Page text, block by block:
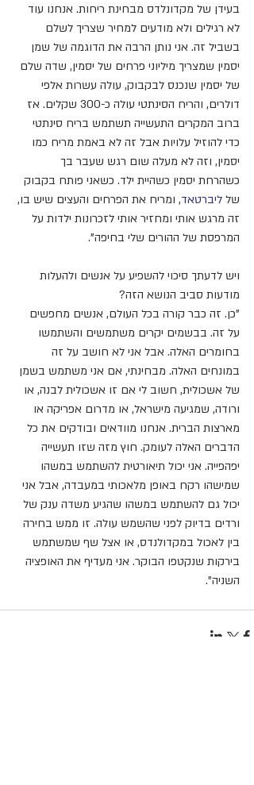
בעידן של מקדונלדס מבחינת ריחות. אנחנו עוד
לא רגילים ולא מודעים למחיר שצריך לשלם
בשביל זה. אני נותן הרבה את הדוגמה של שמן
יסמין שמצריך מיליוני פרחים של יסמין, שדה שלם
של יסמין שנכנס לבקבוק, עולה עשרות אלפי
דולרים, והריח הסינתטי עולה כ-300 שקלים. אז
ברוב המקרים התעשייה תשתמש בריח סינתטי
כדי להוזיל עלויות אבל זה לא באמת מריח כמו
יסמין, וזה לא מעלה שום רגש שעבר בך
כשהרחת יסמין כשהיית ילד. כשאני פותח בקבוק
של ליברטאד, ומריח את הפרחים והעצים שיש בו,
זה מרגש אותי ומחזיר אותי לזכרונות ילדות על
המרפסת של ההורים שלי בחיפה".
ויש לדעתך סיכוי להשפיע על אנשים ולהעלות
מודעות סביב הנושא הזה?
"כן. זה כבר קורה בכל העולם, אנשים מחפשים
על זה. בבשמים יקרים משתמשים והשתמשו
בחומרים האלה. אבל אני לא חושב על זה
במונחים האלה. מבחינתי, אם אני משתמש בשמן
של אשכולית, חשוב לי אם זו אשכולית לבנה, או
ורודה, שמגיעה מישראל, או מדרום אפריקה או
מארצות הברית. אנחנו מוודאים ובודקים את כל
הדברים האלה לעומק. חוץ מזה שזו תעשייה
יפהפייה. אני יכול תיאורטית להשתמש במשהו
שמישהו רקח באופן מלאכותי במעבדה, אבל אני
יכול גם להשתמש במשהו שהגיע משדה ענק של
ורדים בדיוק לפני שהשמש עולה. זו ממש בחירה
בין לאכול במקדולנדס, או אצל שף שמשתמש
בירקות שנקטפו הבוקר. אני מעדיף את האופציה
השניה".